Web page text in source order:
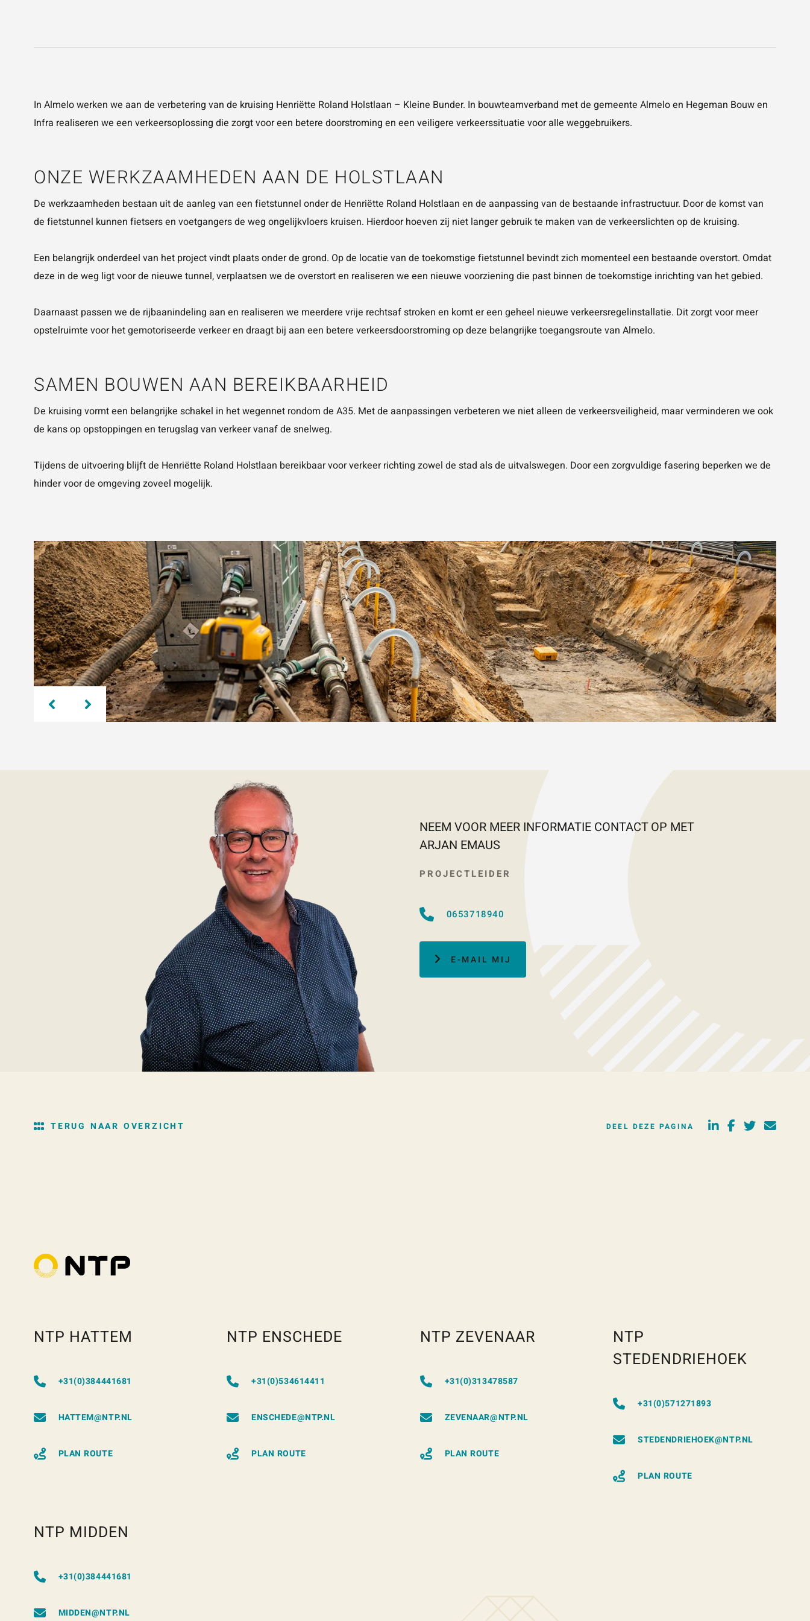
In Almelo werken we aan de verbetering van de kruising Henriëtte Roland Holstlaan – Kleine Bunder. In bouwteamverband met de gemeente Almelo en Hegeman Bouw en
Infra realiseren we een verkeersoplossing die zorgt voor een betere doorstroming en een veiligere verkeerssituatie voor alle weggebruikers.
ONZE WERKZAAMHEDEN AAN DE HOLSTLAAN
De werkzaamheden bestaan uit de aanleg van een fietstunnel onder de Henriëtte Roland Holstlaan en de aanpassing van de bestaande infrastructuur. Door de komst van
de fietstunnel kunnen fietsers en voetgangers de weg ongelijkvloers kruisen. Hierdoor hoeven zij niet langer gebruik te maken van de verkeerslichten op de kruising.
Een belangrijk onderdeel van het project vindt plaats onder de grond. Op de locatie van de toekomstige fietstunnel bevindt zich momenteel een bestaande overstort. Omdat
deze in de weg ligt voor de nieuwe tunnel, verplaatsen we de overstort en realiseren we een nieuwe voorziening die past binnen de toekomstige inrichting van het gebied.
Daarnaast passen we de rijbaanindeling aan en realiseren we meerdere vrije rechtsaf stroken en komt er een geheel nieuwe verkeersregelinstallatie. Dit zorgt voor meer
opstelruimte voor het gemotoriseerde verkeer en draagt bij aan een betere verkeersdoorstroming op deze belangrijke toegangsroute van Almelo.
SAMEN BOUWEN AAN BEREIKBAARHEID
De kruising vormt een belangrijke schakel in het wegennet rondom de A35. Met de aanpassingen verbeteren we niet alleen de verkeersveiligheid, maar verminderen we ook
de kans op opstoppingen en terugslag van verkeer vanaf de snelweg.
Tijdens de uitvoering blijft de Henriëtte Roland Holstlaan bereikbaar voor verkeer richting zowel de stad als de uitvalswegen. Door een zorgvuldige fasering beperken we de
hinder voor de omgeving zoveel mogelijk.
NEEM VOOR MEER INFORMATIE CONTACT OP MET
ARJAN EMAUS
PROJECTLEIDER
0653718940
E-MAIL MIJ
TERUG NAAR OVERZICHT DEEL DEZE PAGINA
NTP HATTEM
+31(0)384441681
HATTEM@NTP.NL
PLAN ROUTE
NTP ENSCHEDE
+31(0)534614411
ENSCHEDE@NTP.NL
PLAN ROUTE
NTP ZEVENAAR
+31(0)313478587
ZEVENAAR@NTP.NL
PLAN ROUTE
NTP
STEDENDRIEHOEK
+31(0)571271893
STEDENDRIEHOEK@NTP.NL
PLAN ROUTE
NTP MIDDEN
+31(0)384441681
MIDDEN@NTP.NL